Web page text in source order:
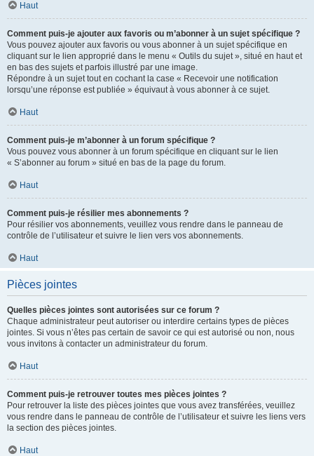
Haut
Comment puis-je ajouter aux favoris ou m’abonner à un sujet spécifique ?
Vous pouvez ajouter aux favoris ou vous abonner à un sujet spécifique en
cliquant sur le lien approprié dans le menu « Outils du sujet », situé en haut et
en bas des sujets et parfois illustré par une image.
Répondre à un sujet tout en cochant la case « Recevoir une notification
lorsqu’une réponse est publiée » équivaut à vous abonner à ce sujet.
Haut
Comment puis-je m’abonner à un forum spécifique ?
Vous pouvez vous abonner à un forum spécifique en cliquant sur le lien
« S’abonner au forum » situé en bas de la page du forum.
Haut
Comment puis-je résilier mes abonnements ?
Pour résilier vos abonnements, veuillez vous rendre dans le panneau de
contrôle de l’utilisateur et suivre le lien vers vos abonnements.
Haut
Pièces jointes
Quelles pièces jointes sont autorisées sur ce forum ?
Chaque administrateur peut autoriser ou interdire certains types de pièces
jointes. Si vous n’êtes pas certain de savoir ce qui est autorisé ou non, nous
vous invitons à contacter un administrateur du forum.
Haut
Comment puis-je retrouver toutes mes pièces jointes ?
Pour retrouver la liste des pièces jointes que vous avez transférées, veuillez
vous rendre dans le panneau de contrôle de l’utilisateur et suivre les liens vers
la section des pièces jointes.
Haut